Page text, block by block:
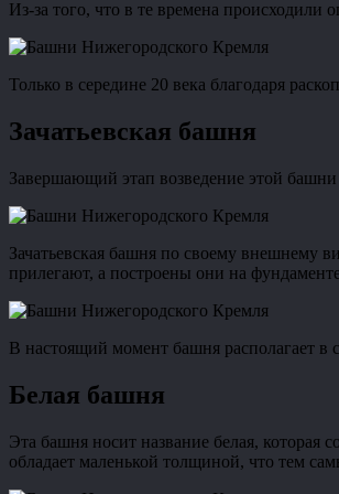
Из-за того, что в те времена происходили
Только в середине 20 века благодаря
Зачатьевская башня
Завершающий этап возведение этой башни
Зачатьевская башня по своему внешнему
прилегают, а построены они на
В настоящий момент башня располагает в
Белая башня
Эта башня носит название белая, которая
обладает маленькой толщиной, что тем